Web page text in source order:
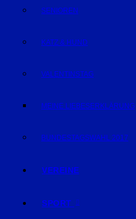
SENIOREN
KATZ & HUND
VALENTINSTAG
MEINE LIEBESERKLÄRUNG
BUNDESTAGSWAHL 2017
VEREINE
SPORT